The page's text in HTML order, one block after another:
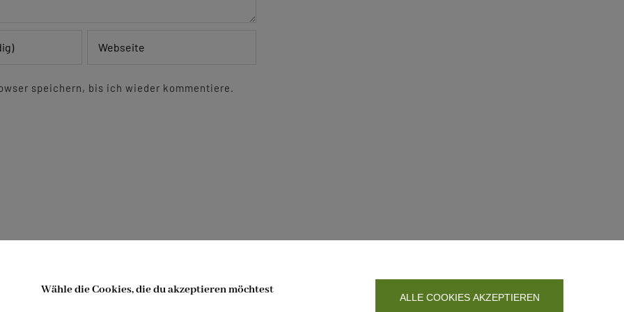
speichern, bis ich wieder kommentiere.
Wähle die Cookies, die du akzeptieren möchtest
ALLE COOKIES AKZEPTIEREN